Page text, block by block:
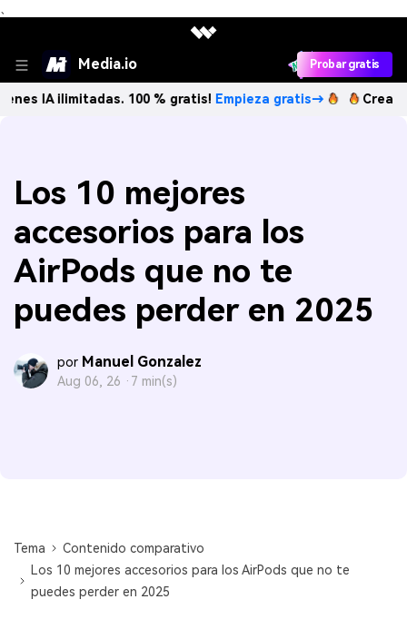
、
Media.io Probar gratis
100 % gratis!Empieza gratis→ Crea
Los 10 mejores
accesorios para los
AirPods que no te
puedes perder en 2025
por Manuel Gonzalez
Aug 06, 26 · 7 min(s)
Tema
Contenido comparativo
Los 10 mejores accesorios para los AirPods que no te
puedes perder en 2025